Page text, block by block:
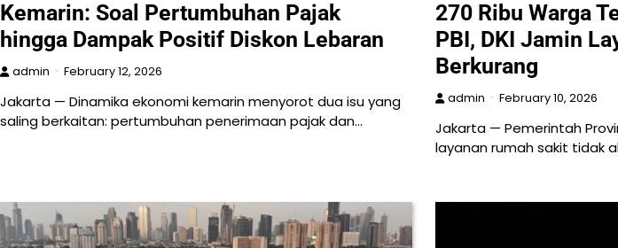
Kemarin: Soal Pertumbuhan Pajak
hingga Dampak Positif Diskon Lebaran
admin February 12, 2026
Jakarta — Dinamika ekonomi kemarin menyorot dua isu yang
saling berkaitan: pertumbuhan penerimaan pajak dan…
270 Ribu Warga
PBI, DKI Jamin
Berkurang
admin February 10, 2026
Jakarta — Pemerintah
layanan rumah sakit tidak